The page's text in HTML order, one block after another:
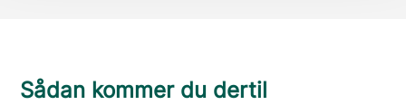
Sådan kommer du dertil